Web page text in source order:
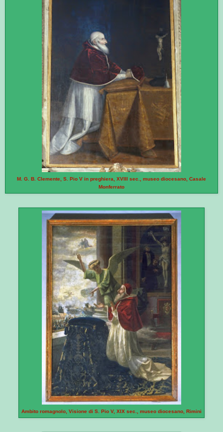
M. G. B. Clemente, S. Pio V in preghiera, XVIII sec., museo diocesano, Casale
Monferrato
Ambito romagnolo, Visione di S. Pio V, XIX sec., museo diocesano, Rimini